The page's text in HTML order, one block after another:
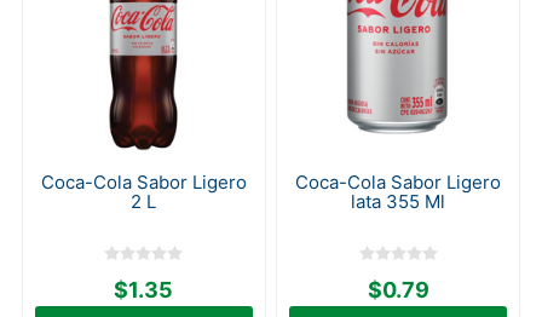
Coca-Cola Sabor Ligero
2 L
$1.35
Coca-Cola Sabor Ligero
lata 355 Ml
$0.79